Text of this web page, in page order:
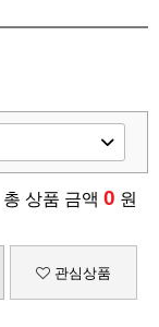
총 상품 금액 0 원
관심상품